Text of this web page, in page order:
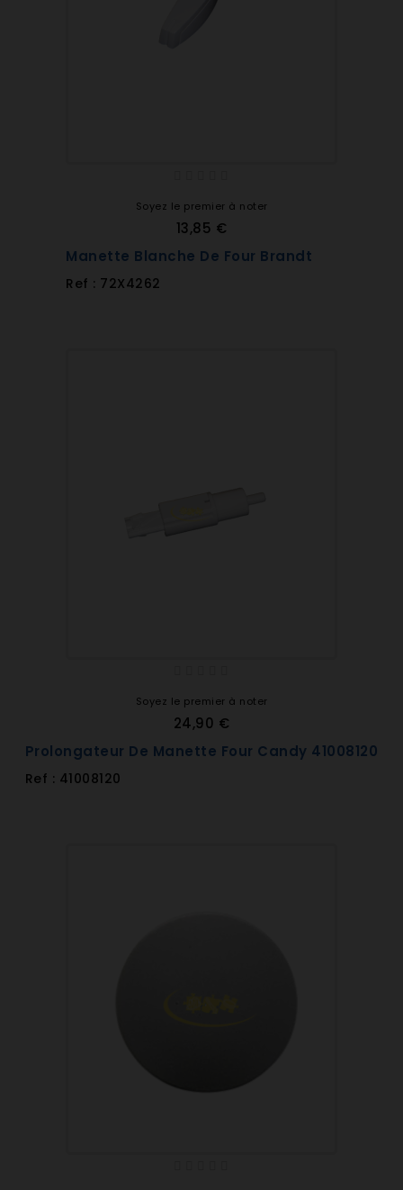
Soyez le premier à noter
13,85 €
Manette Blanche De Four Brandt
Ref : 72X4262
Soyez le premier à noter
24,90 €
Prolongateur De Manette Four Candy 41008120
Ref : 41008120